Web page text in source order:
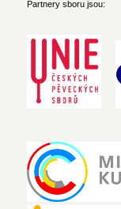
Partnery sboru jsou: